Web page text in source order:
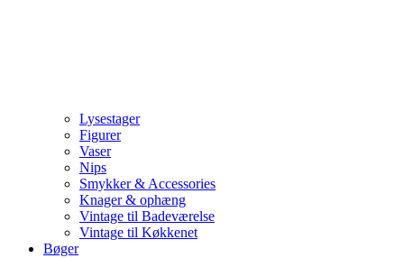
Lysestager
Figurer
Vaser
Nips
Smykker & Accessories
Knager & ophæng
Vintage til Badeværelse
Vintage til Køkkenet
Bøger